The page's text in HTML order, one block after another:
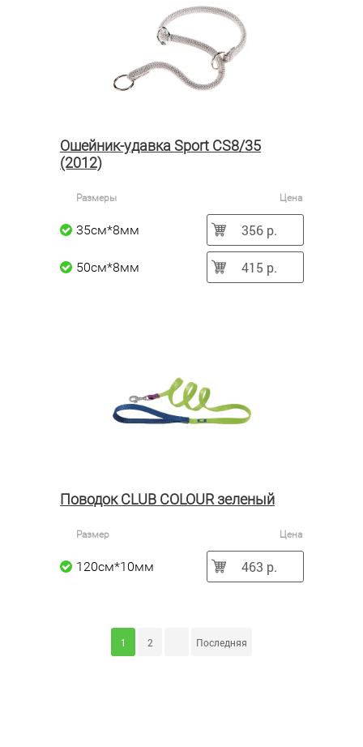
Ошейник-удавка Sport CS8/35
(2012)
Размеры Цена
35см*8мм 356 р.
50см*8мм 415 р.
Поводок CLUB COLOUR зеленый
Размер Цена
120см*10мм 463 р.
1 2 Последняя